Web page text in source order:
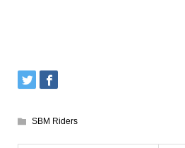
SBM Riders